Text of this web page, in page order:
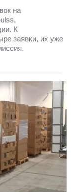
на
К
заявки, их уже